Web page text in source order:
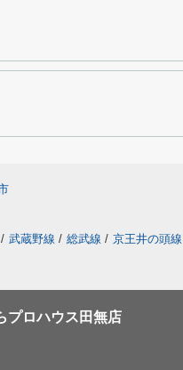
/ 武蔵野線 / 総武線 / 京王井の頭線
プロハウス田無店